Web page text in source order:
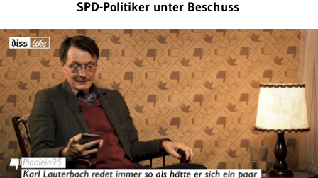
SPD-Politiker unter Beschuss